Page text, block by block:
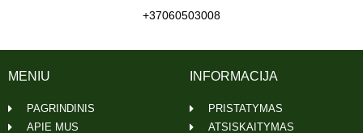
+37060503008
INFORMACIJA
PRISTATYMAS
ATSISKAITYMAS
MENIU
PAGRINDINIS
APIE MUS